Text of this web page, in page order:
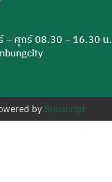
– ศุกร์ 08.30 – 16.30 น.
by Buuscript